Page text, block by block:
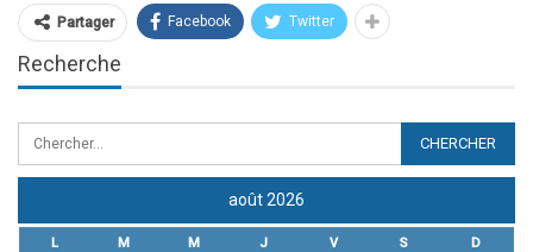
Partager Facebook Twitter
Recherche
août 2026
L M M J V S D